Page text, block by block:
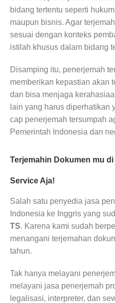
bidang tertentu seperti
maupun bisnis. Agar
sesuai dengan konteks
istilah khusus dalam bidang
Disamping itu, penerjemah
memberikan kepastian akan
dan bisa menjaga
lain yang harus diperhatikan
cap penerjemah tersumpah
Pemerintah Indonesia dan
Terjemahin Dokumen mu
Service Aja!
Salah satu penyedia jasa
Indonesia ke Inggris yang
TS. Karena kami sudah
menangani terjemahan
tahun.
Tak hanya melayani
melayani jasa penerjemah
legalisasi, interpreter, dan